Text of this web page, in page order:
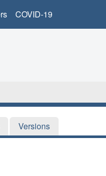
COVID-19
Versions